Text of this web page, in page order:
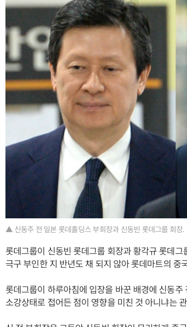
▲ 신동주 전 일본 롯데홀딩스 부회장과 신동빈 롯데그룹 회장.
롯데그룹이 신동빈 롯데그룹 회장과 황각규 롯데
극구 부인한 지 반년도 채 되지 않아 롯데마트의 중
롯데그룹이 하루아침에 입장을 바꾼 배경에 신동
소강상태로 접어든 점이 영향을 미친 것 아니냐는